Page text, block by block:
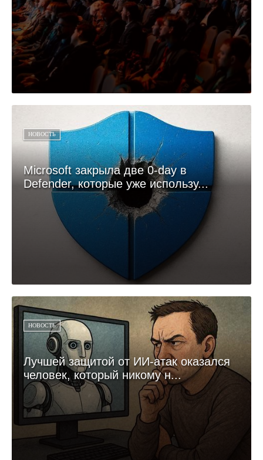
НОВОСТЬ
Microsoft закрыла две 0-day в
Defender, которые уже использу...
НОВОСТЬ
Лучшей защитой от ИИ-атак оказался
человек, который никому н...